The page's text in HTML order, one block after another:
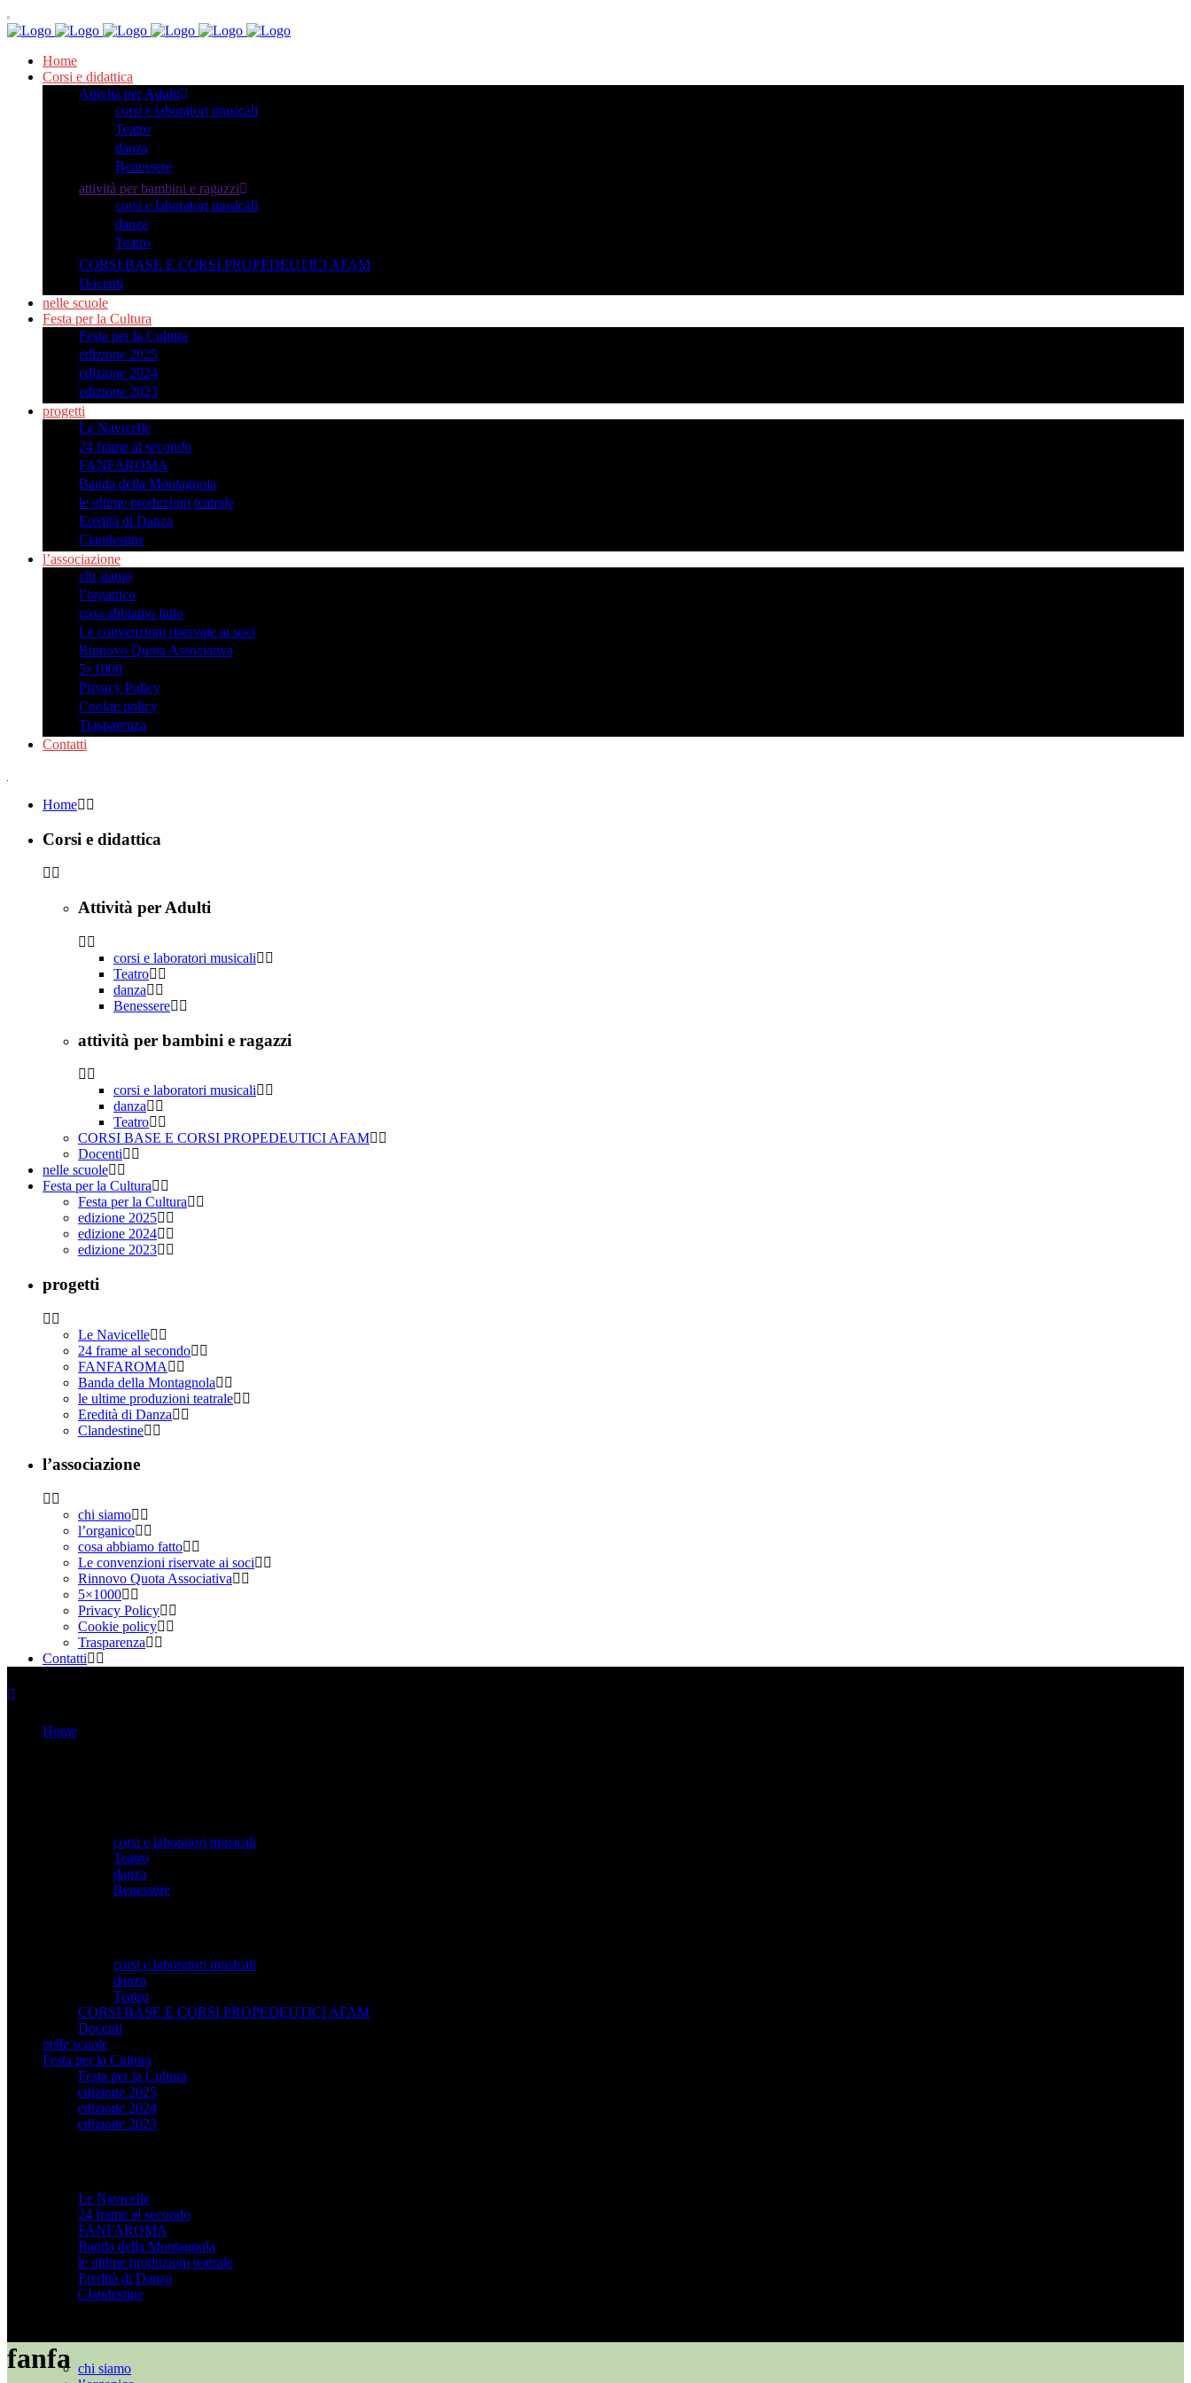
Home
Corsi e didattica
Attività per Adulti
corsi e laboratori musicali
Teatro
danza
Benessere
attività per bambini e ragazzi
corsi e laboratori musicali
danza
Teatro
CORSI BASE E CORSI PROPEDEUTICI AFAM
Docenti
nelle scuole
Festa per la Cultura
Festa per la Cultura
edizione 2025
edizione 2024
edizione 2023
progetti
Le Navicelle
24 frame al secondo
FANFAROMA
Banda della Montagnola
le ultime produzioni teatrale
Eredità di Danza
Clandestine
l’associazione
chi siamo
l’organico
cosa abbiamo fatto
Le convenzioni riservate ai soci
Rinnovo Quota Associativa
5×1000
Privacy Policy
Cookie policy
Trasparenza
Contatti
Home
Corsi e didattica
Attività per Adulti
corsi e laboratori musicali
Teatro
danza
Benessere
attività per bambini e ragazzi
corsi e laboratori musicali
danza
Teatro
CORSI BASE E CORSI PROPEDEUTICI AFAM
Docenti
nelle scuole
Festa per la Cultura
Festa per la Cultura
edizione 2025
edizione 2024
edizione 2023
progetti
Le Navicelle
24 frame al secondo
FANFAROMA
Banda della Montagnola
le ultime produzioni teatrale
Eredità di Danza
Clandestine
l’associazione
chi siamo
l’organico
cosa abbiamo fatto
Le convenzioni riservate ai soci
Rinnovo Quota Associativa
5×1000
Privacy Policy
Cookie policy
Trasparenza
Contatti
Home
corsi e laboratori musicali
Teatro
danza
Benessere
corsi e laboratori musicali
danza
Teatro
CORSI BASE E CORSI PROPEDEUTICI AFAM
Docenti
nelle scuole
Festa per la Cultura
Festa per la Cultura
edizione 2025
edizione 2024
edizione 2023
Le Navicelle
24 frame al secondo
FANFAROMA
Banda della Montagnola
le ultime produzioni teatrale
Eredità di Danza
Clandestine
chi siamo
fanfa